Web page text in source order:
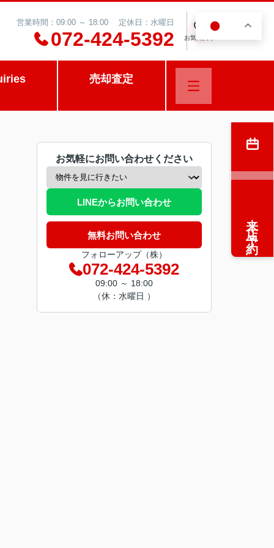
営業時間：09:00 ～ 18:00 定休日：水曜日
072-424-5392 お気に入り
売却査定
お気軽にお問い合わせください
LINEからお問い合わせ
無料お問い合わせ
フォローアップ（株）
072-424-5392
09:00 ～ 18:00
（休：水曜日 ）
来店予約